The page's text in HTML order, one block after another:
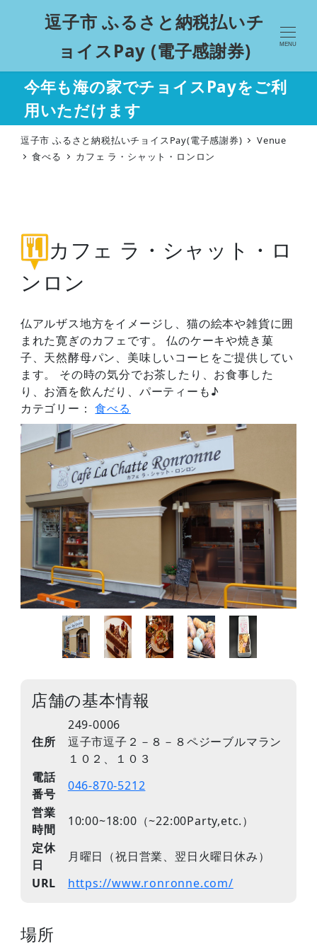
逗子市 ふるさと納税払いチ
ョイスPay (電子感謝券)
MENU
今年も海の家でチョイスPayをご利
用いただけます
逗子市 ふるさと納税払いチョイスPay(電子感謝券)
Venue
食べる
カフェ ラ・シャット・ロンロン
カフェ ラ・シャット・ロ
ンロン
仏アルザス地方をイメージし、猫の絵本や雑貨に囲
まれた寛ぎのカフェです。 仏のケーキや焼き菓
子、天然酵母パン、美味しいコーヒをご提供してい
ます。 その時の気分でお茶したり、お食事した
り、お酒を飲んだり、パーティーも♪
カテゴリー：食べる
店舗の基本情報
住所
249-0006
逗子市逗子２－８－８ペジーブルマラン
１０２、１０３
電話
番号
046-870-5212
営業
時間
10:00~18:00（~22:00Party,etc.）
定休
日
月曜日（祝日営業、翌日火曜日休み）
URL
https://www.ronronne.com/
場所